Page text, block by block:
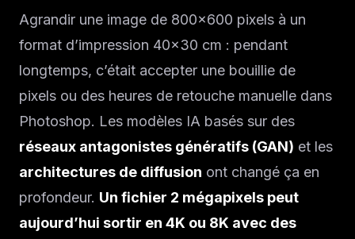
Agrandir une image de 800×600 pixels à un
format d’impression 40×30 cm : pendant
longtemps, c’était accepter une bouillie de
pixels ou des heures de retouche manuelle dans
Photoshop. Les modèles IA basés sur des
réseaux antagonistes génératifs (GAN) et les
architectures de diffusion ont changé ça en
profondeur. Un fichier 2 mégapixels peut
aujourd’hui sortir en 4K ou 8K avec des